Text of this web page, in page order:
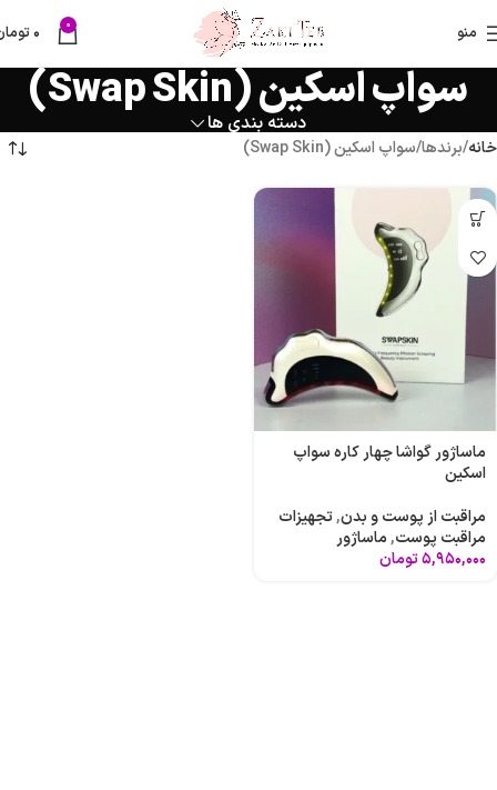
منو 0 ۰
سواپ اسکین (Swap Skin)
دسته بندی ها
خانه برندها سواپ اسکین (Swap Skin)
ماساژور گواشا چهار کاره سواپ
اسکین
مراقبت از پوست و بدن,تجهیزات
مراقبت پوست,ماساژور
۵,۹۵۰,۰۰۰تومان